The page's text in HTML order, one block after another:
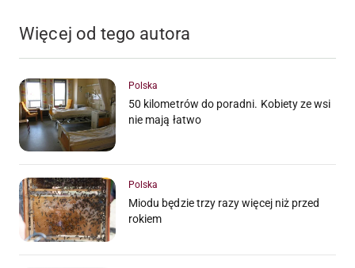
Więcej od tego autora
Polska
50 kilometrów do poradni. Kobiety ze wsi
nie mają łatwo
Polska
Miodu będzie trzy razy więcej niż przed
rokiem